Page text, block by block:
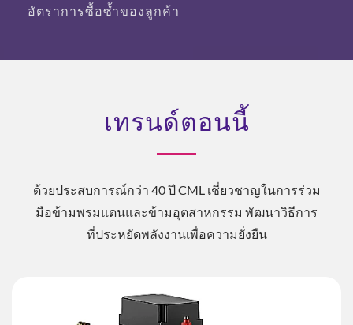
อัตราการซื้อซ้ำของลูกค้า
เทรนด์ตอนนี้
ด้วยประสบการณ์กว่า 40 ปี CML เชี่ยวชาญในการร่วม
มือข้ามพรมแดนและข้ามอุตสาหกรรม พัฒนาวิธีการ
ที่ประหยัดพลังงานเพื่อความยั่งยืน